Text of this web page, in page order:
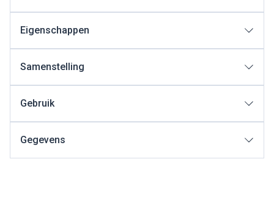
Eigenschappen
Samenstelling
Gebruik
Gegevens